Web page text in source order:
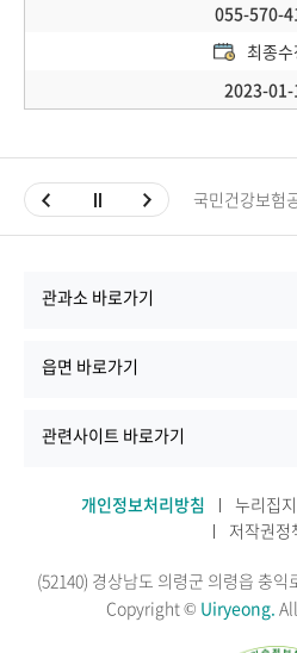
055-570-
최종수
2023-
국민건강보험
관과소 바로가기
읍면 바로가기
관련사이트 바로가기
개인정보처리방침 누리집
저작권정
(52140) 경상남도 의령군 의령읍 충익
Copyright © Uiryeong.